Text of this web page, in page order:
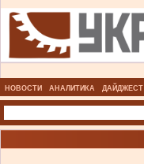
НОВОСТИ АНАЛИТИКА ДАЙДЖЕСТ